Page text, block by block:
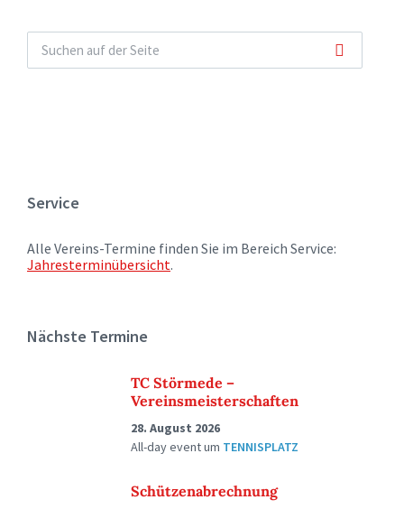
Service
Alle Vereins-Termine finden Sie im Bereich Service:
Jahresterminübersicht.
Nächste Termine
TC Störmede –
Vereinsmeisterschaften
28. August 2026
All-day eventum TENNISPLATZ
Schützenabrechnung